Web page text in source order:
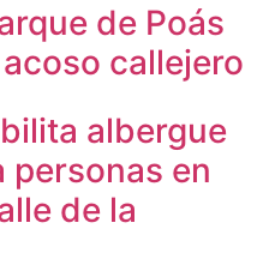
de Poás
callejero
albergue
personas en
de la